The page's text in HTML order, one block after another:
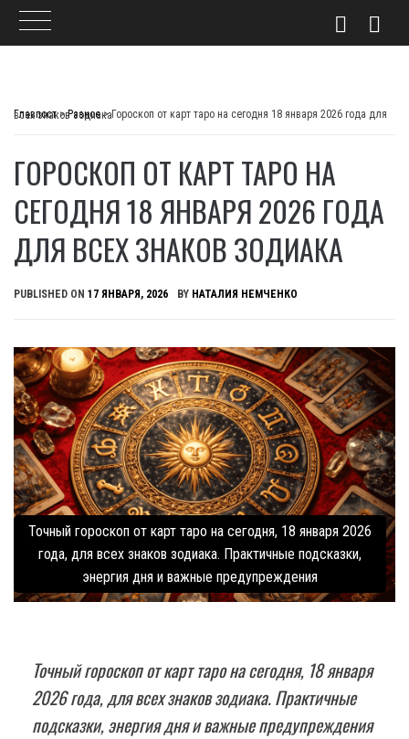
Главпост>Разное>
Гороскоп от карт таро на сегодня 18 января 2026 года для всех знаков зодиака
ГОРОСКОП ОТ КАРТ ТАРО НА
СЕГОДНЯ 18 ЯНВАРЯ 2026 ГОДА
ДЛЯ ВСЕХ ЗНАКОВ ЗОДИАКА
PUBLISHED ON 17 ЯНВАРЯ, 2026 BY НАТАЛИЯ НЕМЧЕНКО
Точный гороскоп от карт таро на сегодня, 18 января 2026
года, для всех знаков зодиака. Практичные подсказки,
энергия дня и важные предупреждения
Точный гороскоп от карт таро на сегодня, 18 января
2026 года, для всех знаков зодиака. Практичные
подсказки, энергия дня и важные предупреждения